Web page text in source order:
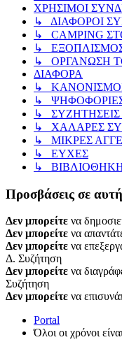
ΧΡΗΣΙΜΟΙ
↳ ΔΙΑΦΟΡΟΙ
↳ CAMPING
↳
↳ ΟΡΓΑΝΩΣΗ
ΔΙΑΦΟΡΑ
↳
↳
↳ ΣΥΖΗΤΗΣΕΙΣ
↳ ΧΑΛΑΡΕΣ
↳ ΜΙΚΡΕΣ
↳ ΕΥΧΕΣ
↳
Προσβάσεις σε
Δεν μπορείτε να
Δεν μπορείτε να
Δεν μπορείτε να
Δ. Συζήτηση
Δεν μπορείτε να
Συζήτηση
Δεν μπορείτε να
Portal
Όλοι οι χρόνοι είναι